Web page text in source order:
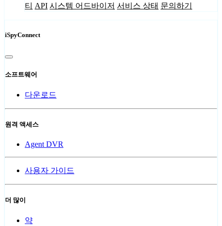
티 API 시스템 어드바이저 서비스 상태 문의하기
iSpyConnect
소프트웨어
다운로드
원격 액세스
Agent DVR
사용자 가이드
더 많이
약